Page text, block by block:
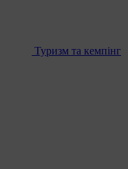
Туризм та кемпінг